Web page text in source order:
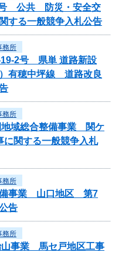
号 公共 防災・安全交
する一般競争入札公告
務所
19-2号 県単 道路新設
有穂中坪線 道路改良
務所
地域総合整備事業 関ケ
関する一般競争入札
務所
備事業 山口地区 第7
告
務所
山事業 馬セ戸地区工事